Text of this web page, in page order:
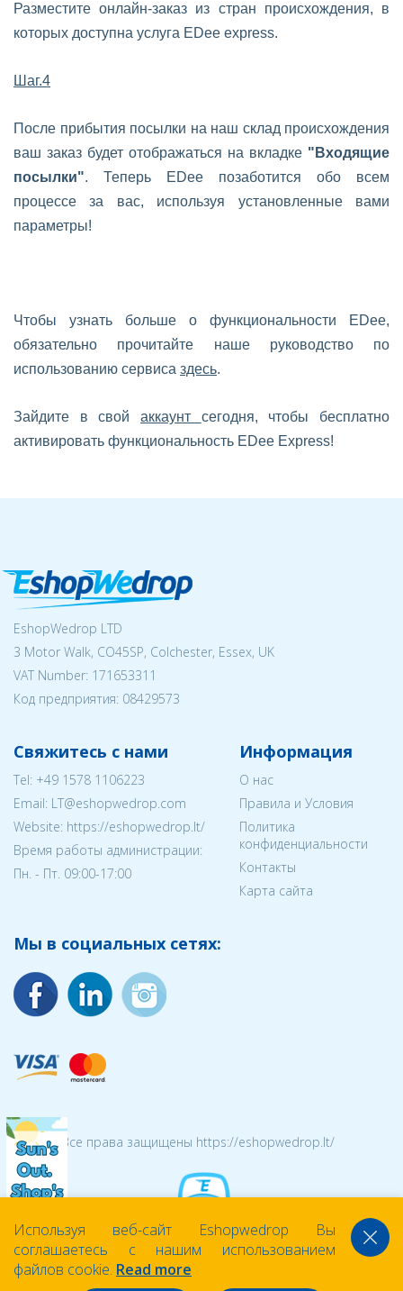
Разместите онлайн-заказ из стран происхождения, в
которых доступна услуга EDee express.
Шаг.4
После прибытия посылки на наш склад происхождения
ваш заказ будет отображаться на вкладке "Входящие
посылки". Теперь EDee позаботится обо всем
процессе за вас, используя установленные вами
параметры!
Чтобы узнать больше о функциональности EDee,
обязательно прочитайте наше руководство по
использованию сервиса здесь.
Зайдите в свой аккаунт сегодня, чтобы бесплатно
активировать функциональность EDee Express!
EshopWedrop LTD
3 Motor Walk, CO45SP, Colchester, Essex, UK
VAT Number: 171653311
Код предприятия: 08429573
Свяжитесь с нами
Tel: +49 1578 1106223
Email: LT@eshopwedrop.com
Website: https://eshopwedrop.lt/
Время работы администрации:
Пн. - Пт. 09:00-17:00
Информация
О нас
Правила и Условия
Политика
конфиденциальности
Контакты
Карта сайта
Мы в социальных сетях:
© 2026 Все права защищены https://eshopwedrop.lt/
Используя веб-сайт Eshopwedrop Вы
соглашаетесь с нашим использованием
файлов cookie. Read more